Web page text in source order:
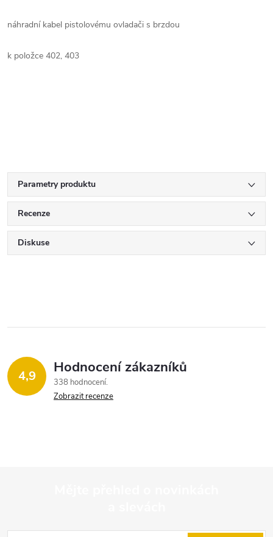
náhradní kabel pistolovému ovladači s brzdou
k položce 402, 403
Parametry produktu
Recenze
Diskuse
4,9 Hodnocení zákazníků
338 hodnocení
Zobrazit recenze